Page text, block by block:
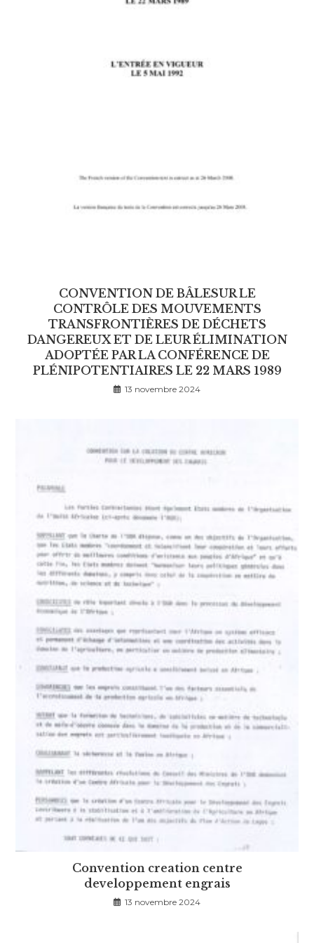
CONVENTION DE BÂLESUR LE
CONTRÔLE DES MOUVEMENTS
TRANSFRONTIÈRES DE DÉCHETS
DANGEREUX ET DE LEUR ÉLIMINATION
ADOPTÉE PAR LA CONFÉRENCE DE
PLÉNIPOTENTIAIRES LE 22 MARS 1989
13 novembre 2024
Convention creation centre
developpement engrais
13 novembre 2024